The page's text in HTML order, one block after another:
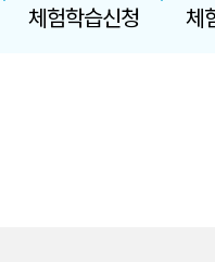
체험학습신청 체